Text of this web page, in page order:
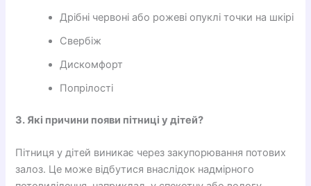
Дрібні червоні або рожеві опуклі точки на шкірі
Свербіж
Дискомфорт
Попрілості
3. Які причини появи пітниці у дітей?
Пітниця у дітей виникає через закупорювання потових
залоз. Це може відбутися внаслідок надмірного